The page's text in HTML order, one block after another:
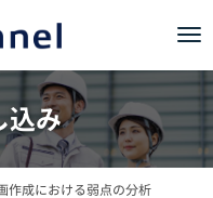
込み
作成における弱点の分析